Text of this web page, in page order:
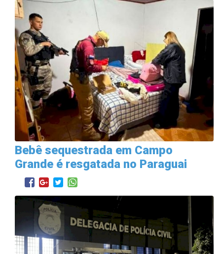
Bebê sequestrada em Campo
Grande é resgatada no Paraguai